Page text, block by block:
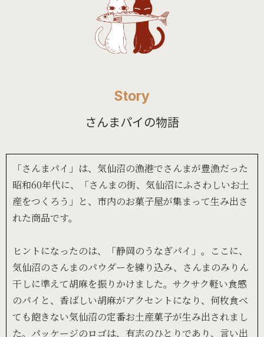
Story
さんまパイの物語
「さんまパイ」は、気仙沼の漁港でさんまが豊漁だった
昭和60年代に、「さんまの街、気仙沼にふさわしいお土
産をつくろう」と、市内のお菓子屋が集まって生み出さ
れた商品です。
ヒントになったのは、「静岡のうなぎパイ」。ここに、
気仙沼のさんまのパウダーを練り込み、さんまのみりん
干しに準えて胡麻を振りかけました。サクサク軽い食感
のパイと、香ばしい胡麻がアクセントになり、何枚食べ
ても飽きない気仙沼の定番お土産菓子が生み出されまし
た。パッケージのロゴは、有志のひとりであり、言い出